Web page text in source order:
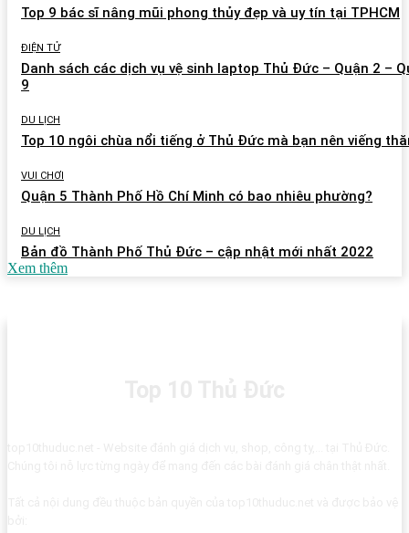
Top 9 bác sĩ nâng mũi phong thủy đẹp và uy tín tại TPHCM
ĐIỆN TỬ
Danh sách các dịch vụ vệ sinh laptop Thủ Đức – Quận 2 –
9
DU LỊCH
Top 10 ngôi chùa nổi tiếng ở Thủ Đức mà bạn nên viếng
VUI CHƠI
Quận 5 Thành Phố Hồ Chí Minh có bao nhiêu phường?
DU LỊCH
Bản đồ Thành Phố Thủ Đức – cập nhật mới nhất 2022
Xem thêm